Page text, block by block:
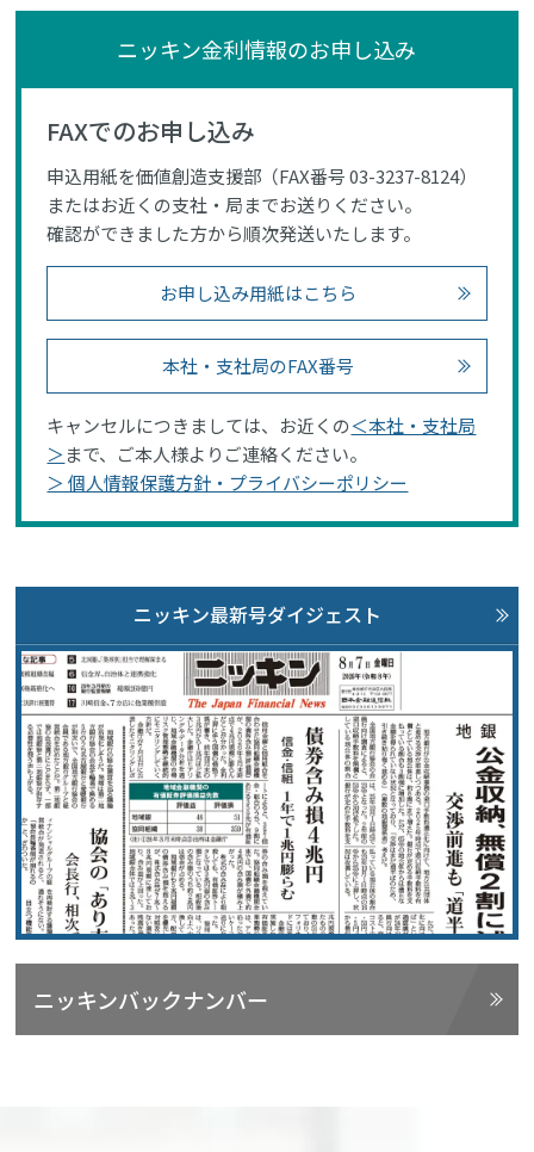
ニッキン金利情報のお申し込み
FAXでのお申し込み
申込用紙を価値創造支援部（FAX番号 03-3237-8124）
またはお近くの支社・局までお送りください。
確認ができました方から順次発送いたします。
お申し込み用紙はこちら
本社・支社局のFAX番号
キャンセルにつきましては、お近くの＜本社・支社局
＞まで、ご本人様よりご連絡ください。
＞ 個人情報保護方針・プライバシーポリシー
ニッキン最新号ダイジェスト
ニッキンバックナンバー